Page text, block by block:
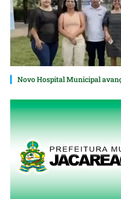
Novo Hospital Municipal